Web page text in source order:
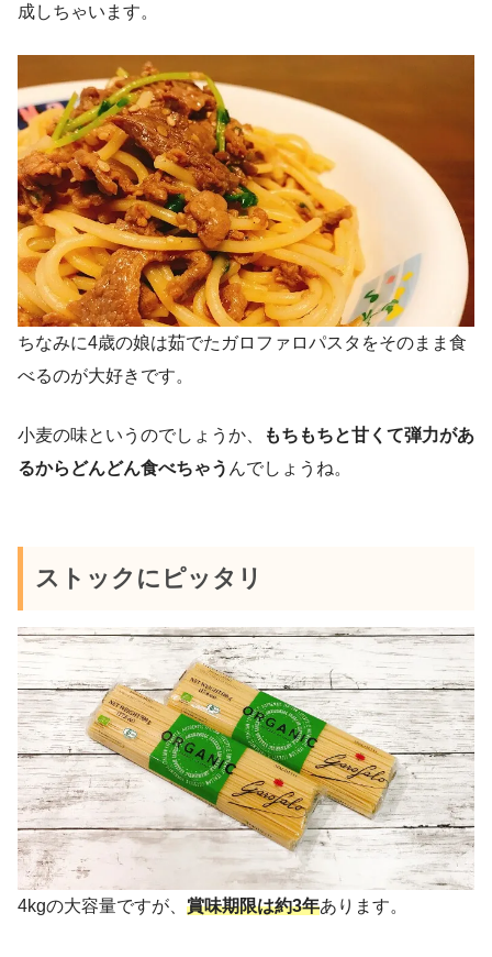
成しちゃいます。
ちなみに4歳の娘は茹でたガロファロパスタをそのまま食
べるのが大好きです。
小麦の味というのでしょうか、
もちもちと甘くて弾力があ
るからどんどん食べちゃう んでしょうね。
ストックにピッタリ
4kgの大容量ですが、 賞味期限は約3年あります。